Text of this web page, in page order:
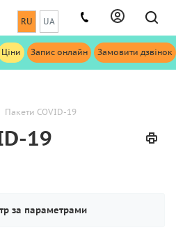
RU UA
Ціни Запис онлайн Замовити дзвінок
Пакети COVID-19
19
за параметрами